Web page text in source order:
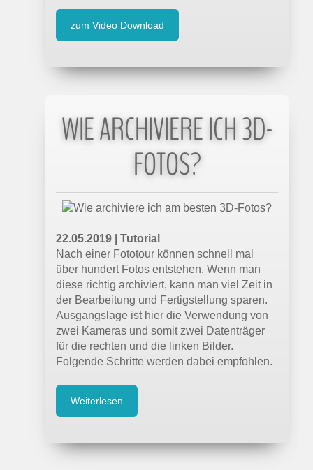
zum Video Download
WIE ARCHIVIERE ICH 3D-
FOTOS?
22.05.2019 | Tutorial
Nach einer Fototour können schnell mal
über hundert Fotos entstehen. Wenn man
diese richtig archiviert, kann man viel Zeit in
der Bearbeitung und Fertigstellung sparen.
Ausgangslage ist hier die Verwendung von
zwei Kameras und somit zwei Datenträger
für die rechten und die linken Bilder.
Folgende Schritte werden dabei empfohlen.
Weiterlesen